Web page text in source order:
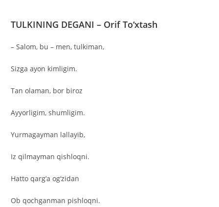
TULKINING DEGANI – Orif To‘xtash
– Salom, bu – men, tulkiman,
Sizga ayon kimligim.
Tan olaman, bor biroz
Ayyorligim, shumligim.
Yurmagayman lallayib,
Iz qilmayman qishloqni.
Hatto qarg‘a og‘zidan
Ob qochganman pishloqni.